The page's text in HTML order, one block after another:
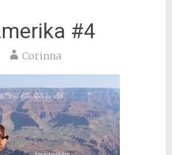
#4
Corinna